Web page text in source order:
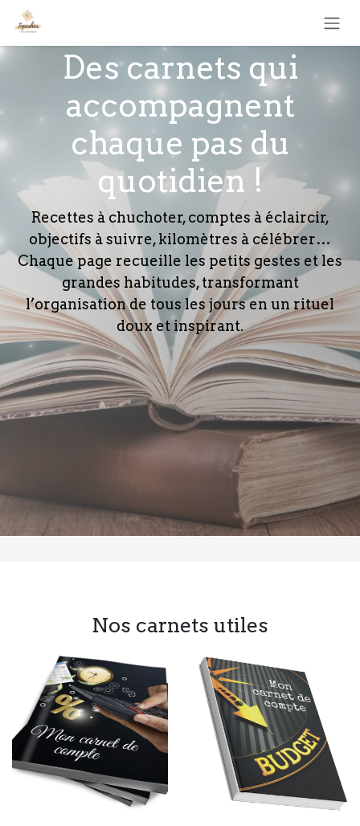
Se rendre au contenu
Des carnets qui
accompagnent
chaque pas du
quotidien !
Recettes à chuchoter, comptes à éclaircir,
objectifs à suivre, kilomètres à célébrer…
Chaque page recueille les petits gestes et les
grandes habitudes, transformant
l’organisation de tous les jours en un rituel
doux et inspirant.
Nos carnets utiles